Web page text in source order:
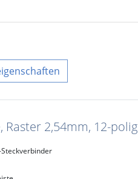
2,54mm, 12-polig